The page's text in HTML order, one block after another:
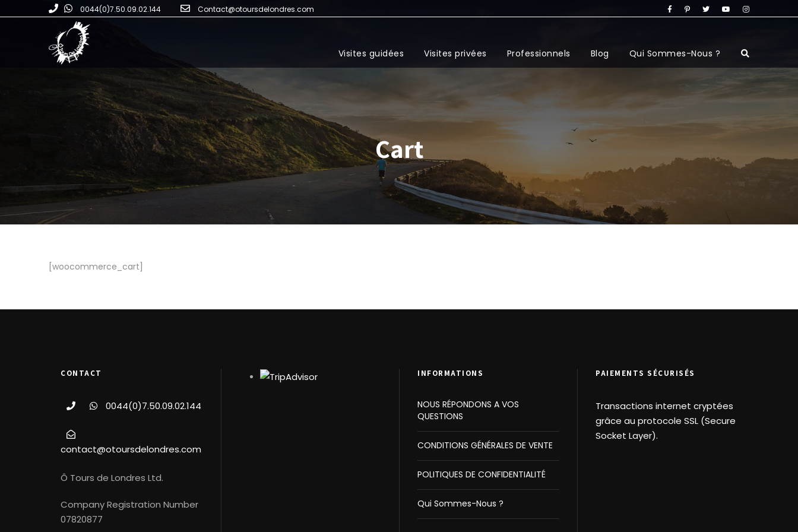
0044(0)7.50.09.02.144 Contact@otoursdelondres.com
Visites guidées Visites privées Professionnels Blog Qui Sommes-Nous ?
Cart
[woocommerce_cart]
CONTACT
0044(0)7.50.09.02.144
contact@otoursdelondres.com
Ô Tours de Londres Ltd.
Company Registration Number
07820877
INFORMATIONS
NOUS RÉPONDONS A VOS
QUESTIONS
CONDITIONS GÉNÉRALES DE VENTE
POLITIQUES DE CONFIDENTIALITÉ
Qui Sommes-Nous ?
PAIEMENTS SÉCURISÉS
Transactions internet cryptées
grâce au protocole SSL (Secure
Socket Layer).